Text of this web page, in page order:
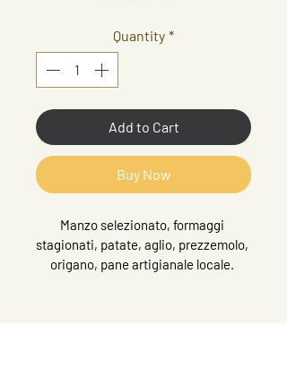
Quantity *
Add to Cart
Buy Now
Manzo selezionato, formaggi
stagionati, patate, aglio, prezzemolo,
origano, pane artigianale locale.